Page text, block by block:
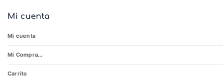
Mi cuenta
Mi cuenta
Mi Compra...
Carrito